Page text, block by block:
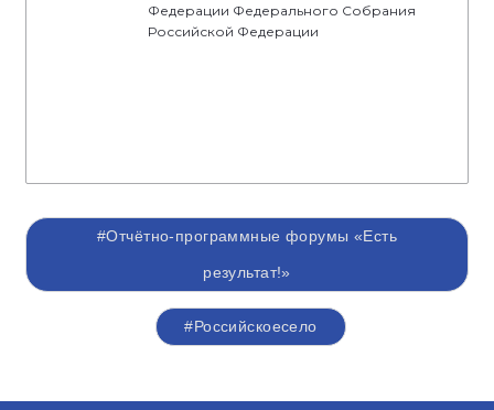
Федерации Федерального Собрания
Российской Федерации
#Отчётно-программные форумы «Есть
результат!»
#Российскоесело